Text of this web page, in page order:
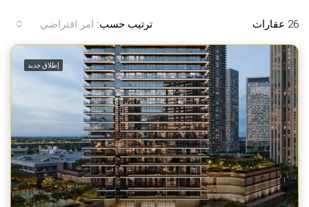
26 عقارات ترتيب حسب: امر افتراضي
إطلاق جديد